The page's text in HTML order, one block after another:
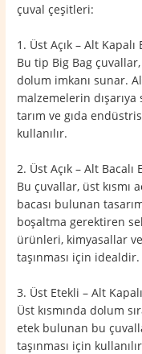
çuval çeşitleri:
1. Üst Açık – Alt
Bu tip Big Bag
dolum imkanı sunar.
malzemelerin
tarım ve gıda
kullanılır.
2. Üst Açık – Alt
Bu çuvallar, üst kısmı
bacası bulunan
boşaltma gerektiren
ürünleri, kimyasallar
taşınması için idealdir.
3. Üst Etekli – Alt
Üst kısmında dolum
etek bulunan bu
taşınması için